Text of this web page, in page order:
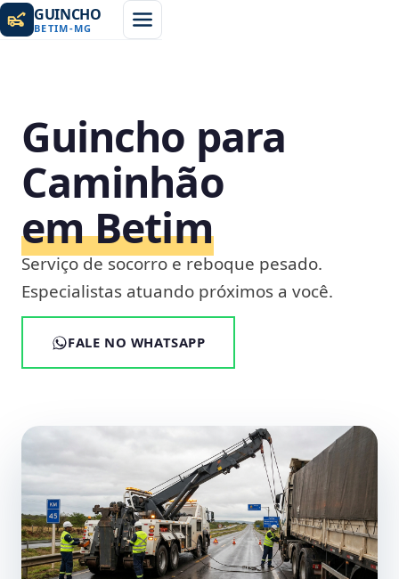
GUINCHO
BETIM-MG
Guincho para
Caminhão
em Betim
Serviço de socorro e reboque pesado.
Especialistas atuando próximos a você.
FALE NO WHATSAPP